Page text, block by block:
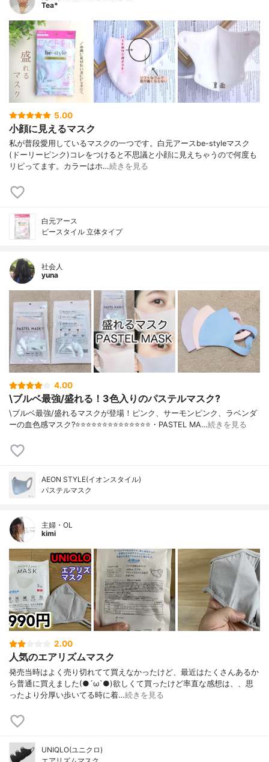
Tea*
5.00
小顔に見えるマスク
私が普段愛用しているマスクの一つです。白元アースbe-styleマスク
(ドーリーピンク)コレをつけると不思議と小顔に見えちゃうので何度も
リピってます。カラーはホ…続きを見る
白元アース
ビースタイル 立体タイプ
社会人
yuna
4.00
\ブルベ最強/盛れる！3色入りのパステルマスク?
\ブルベ最強/盛れるマスクが登場！ピンク、サーモンピンク、ラベンダ
ーの血色感マスク?⭐️⭐️⭐️⭐️⭐️⭐️⭐️⭐️⭐️⭐️⭐️⭐️⭐️⭐️・PASTEL MA…続きを見る
AEON STYLE(イオンスタイル)
パステルマスク
主婦・OL
kimi
2.00
人気のエアリズムマスク
発売当時はよく売り切れてて買えなかったけど、最近はたくさんあるか
ら普通に買えました(●´ω`●)欲しくて買ったけど率直な感想は、、思
ったより分厚い歩いてる時に着…続きを見る
UNIQLO(ユニクロ)